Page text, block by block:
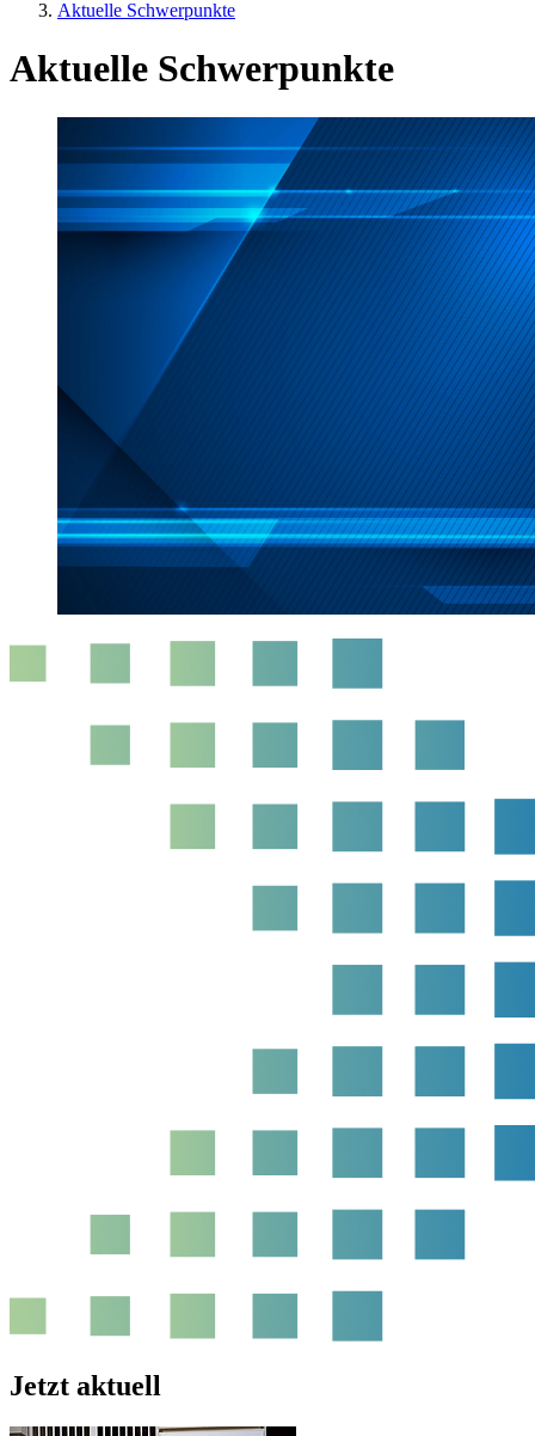
Aktuelle Schwerpunkte
Aktuelle Schwerpunkte
Jetzt aktuell